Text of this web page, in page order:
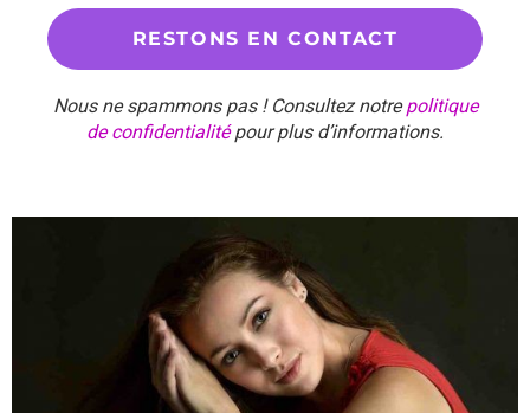
Nous ne spammons pas ! Consultez notrepolitique
de confidentialitépour plus d’informations.